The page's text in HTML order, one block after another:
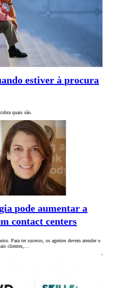
estiver à procura
quais são.
pode aumentar a
contact centers
Para ter sucesso, os agentes devem atender o
clientes,…